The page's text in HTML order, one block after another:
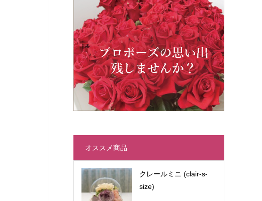
オススメ商品
クレールミニ (clair-s-
size)